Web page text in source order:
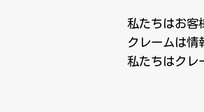
私たちはお客
クレームは情
私たちはクレ